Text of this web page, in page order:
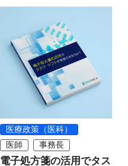
医療政策（医科）
医師
事務長
電子処方箋の活用でタス